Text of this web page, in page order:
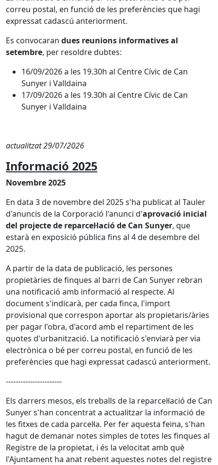
correu postal, en funció de les preferències que hagi
expressat cadascú anteriorment.
Es convocaran dues reunions informatives al
setembre, per resoldre dubtes:
16/09/2026 a les 19.30h al Centre Cívic de Can
Sunyer i Valldaina
17/09/2026 a les 19.30h al Centre Cívic de Can
Sunyer i Valldaina
actualitzat 29/07/2026
Informació 2025
Novembre 2025
En data 3 de novembre del 2025 s'ha publicat al Tauler
d'anuncis de la Corporació l'anunci d'aprovació inicial
del projecte de reparcel·lació de Can Sunyer, que
estarà en exposició pública fins al 4 de desembre del
2025.
A partir de la data de publicació, les persones
propietàries de finques al barri de Can Sunyer rebran
una notificació amb informació al respecte. Al
document s'indicarà, per cada finca, l'import
provisional que correspon aportar als propietaris/àries
per pagar l'obra, d'acord amb el repartiment de les
quotes d'urbanització. La notificació s'enviarà per via
electrònica o bé per correu postal, en funció de les
preferències que hagi expressat cadascú anteriorment.
-----------------------
Els darrers mesos, els treballs de la reparcel·lació de Can
Sunyer s'han concentrat a actualitzar la informació de
les fitxes de cada parcel·la. Per fer aquesta feina, s'han
hagut de demanar notes simples de totes les finques al
Registre de la propietat, i és la velocitat amb què
l'Ajuntament ha anat rebent aquestes notes del registre